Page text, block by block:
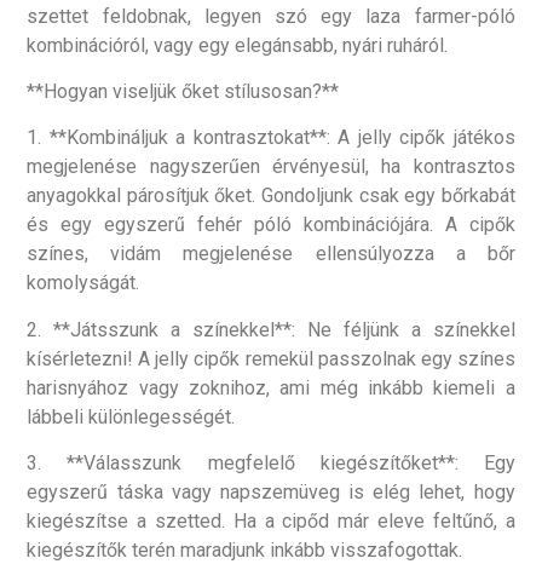
szettet feldobnak, legyen szó egy laza farmer-póló
kombinációról, vagy egy elegánsabb, nyári ruháról.
**Hogyan viseljük őket stílusosan?**
1. **Kombináljuk a kontrasztokat**: A jelly cipők játékos
megjelenése nagyszerűen érvényesül, ha kontrasztos
anyagokkal párosítjuk őket. Gondoljunk csak egy bőrkabát
és egy egyszerű fehér póló kombinációjára. A cipők
színes, vidám megjelenése ellensúlyozza a bőr
komolyságát.
2. **Játsszunk a színekkel**: Ne féljünk a színekkel
kísérletezni! A jelly cipők remekül passzolnak egy színes
harisnyához vagy zoknihoz, ami még inkább kiemeli a
lábbeli különlegességét.
3. **Válasszunk megfelelő kiegészítőket**: Egy
egyszerű táska vagy napszemüveg is elég lehet, hogy
kiegészítse a szetted. Ha a cipőd már eleve feltűnő, a
kiegészítők terén maradjunk inkább visszafogottak.